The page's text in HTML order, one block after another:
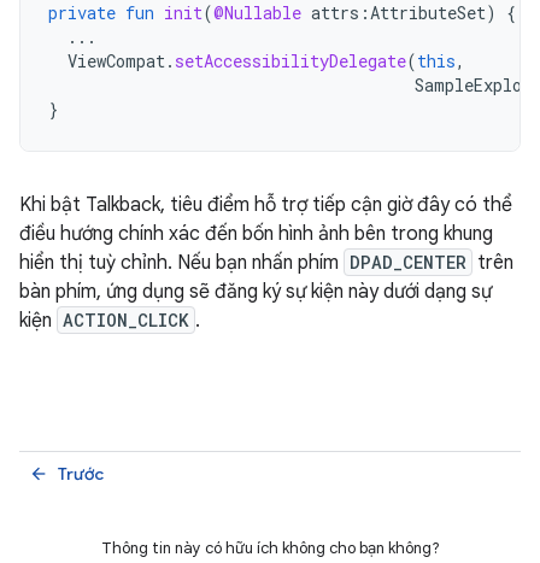
private fun init(@Nullable attrs :AttributeSet)
{
...
ViewCompat. setAccessibilityDelegate(this,
}
Khi bật Talkback, tiêu điểm hỗ trợ tiếp cận giờ đây có thể
điều hướng chính xác đến bốn hình ảnh bên trong khung
hiển thị tuỳ chỉnh. Nếu bạn nhấn phím DPAD_CENTER trên
bàn phím, ứng dụng sẽ đăng ký sự kiện này dưới dạng sự
kiện ACTION_CLICK .
Trước
arrow_back
Thông tin này có hữu ích không cho bạn không?